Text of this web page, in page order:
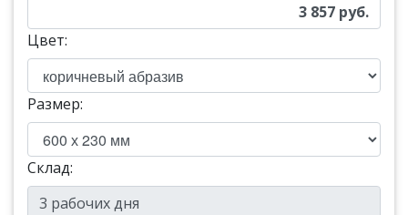
3 857 руб.
Цвет:
Размер:
Склад: